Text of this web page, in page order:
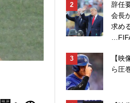
辞任
会長
求め
【
ら圧